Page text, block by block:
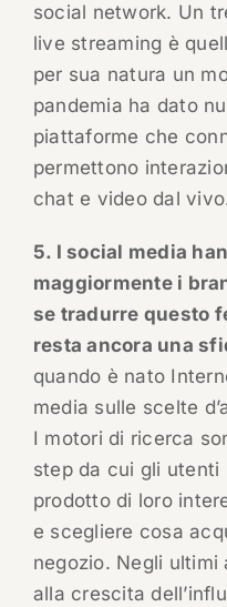
social network. Un
live streaming è
per sua natura un
pandemia ha dato
piattaforme che
permettono
chat e video dal
5. I social media
maggiormente i
se tradurre questo
resta ancora una
quando è nato
media sulle scelte
I motori di ricerca
step da cui gli utenti
prodotto di loro
e scegliere cosa
negozio. Negli ultimi
alla crescita